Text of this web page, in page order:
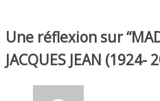
Une réflexion sur “
JACQUES JEAN (1924-